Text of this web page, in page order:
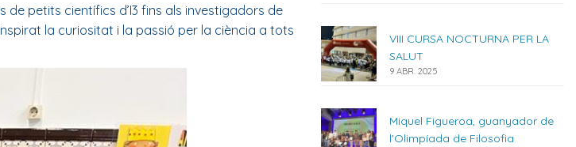
petits científics d’I3 fins als investigadors de
la curiositat i la passió per la ciència a tots
VIII CURSA NOCTURNA PER LA
SALUT
9 ABR. 2025
Miquel Figueroa, guanyador de
l'Olimpíada de Filosofia